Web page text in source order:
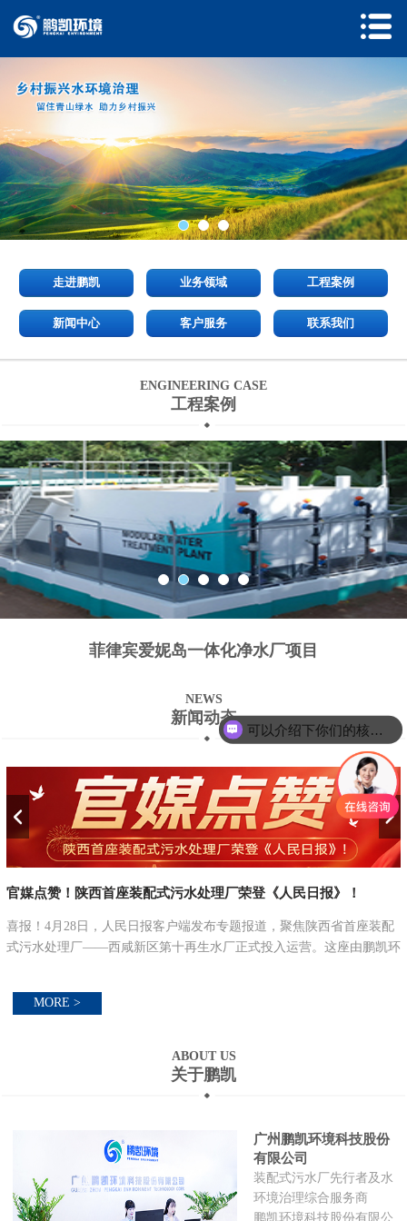
走进鹏凯 业务领域 工程案例
新闻中心 客户服务 联系我们
ENGINEERING CASE
工程案例
菲律宾爱妮岛一体化净水厂项目
NEWS
新闻动态
官媒点赞！陕西首座装配式污水处理厂荣登《人民日报》！
喜报！4月28日，人民日报客户端发布专题报道，聚焦陕西省首座装配
式污水处理厂——西咸新区第十再生水厂正式投入运营。这座由鹏凯环
MORE >
ABOUT US
关于鹏凯
广州鹏凯环境科技股份
有限公司
装配式污水厂先行者及水
环境治理综合服务商
鹏凯环境科技股份有限公